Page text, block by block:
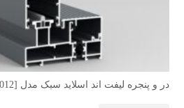
در و پنجره لیفت اند اسلاید سبک مدل TH LIFT 94 [121021-121012]